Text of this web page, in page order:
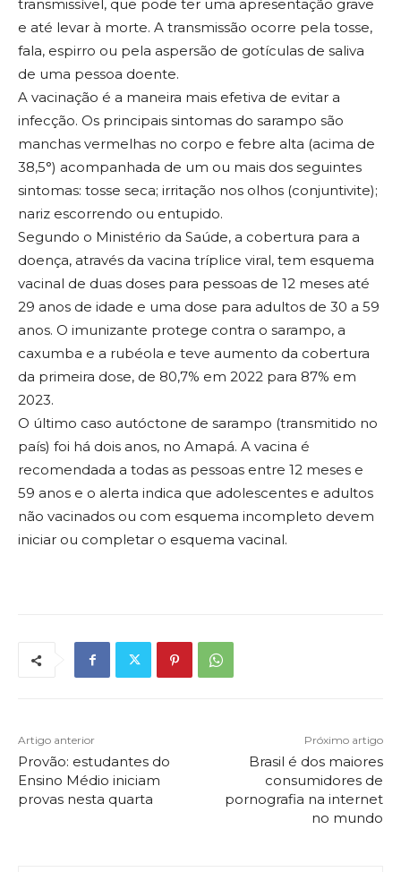
transmissível, que pode ter uma apresentação grave
e até levar à morte. A transmissão ocorre pela tosse,
fala, espirro ou pela aspersão de gotículas de saliva
de uma pessoa doente.
A vacinação é a maneira mais efetiva de evitar a
infecção. Os principais sintomas do sarampo são
manchas vermelhas no corpo e febre alta (acima de
38,5°) acompanhada de um ou mais dos seguintes
sintomas: tosse seca; irritação nos olhos (conjuntivite);
nariz escorrendo ou entupido.
Segundo o Ministério da Saúde, a cobertura para a
doença, através da vacina tríplice viral, tem esquema
vacinal de duas doses para pessoas de 12 meses até
29 anos de idade e uma dose para adultos de 30 a 59
anos. O imunizante protege contra o sarampo, a
caxumba e a rubéola e teve aumento da cobertura
da primeira dose, de 80,7% em 2022 para 87% em
2023.
O último caso autóctone de sarampo (transmitido no
país) foi há dois anos, no Amapá. A vacina é
recomendada a todas as pessoas entre 12 meses e
59 anos e o alerta indica que adolescentes e adultos
não vacinados ou com esquema incompleto devem
iniciar ou completar o esquema vacinal.
Artigo anterior
Provão: estudantes do
Ensino Médio iniciam
provas nesta quarta
Próximo artigo
Brasil é dos maiores
consumidores de
pornografia na internet
no mundo